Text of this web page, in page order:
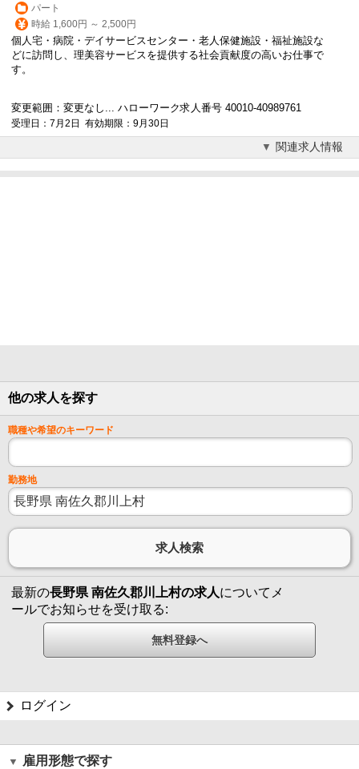
パート
時給 1,600円 ～ 2,500円
個人宅・病院・デイサービスセンター・老人保健施設・福祉施設な
どに訪問し、理美容サービスを提供する社会貢献度の高いお仕事で
す。
変更範囲：変更なし... ハローワーク求人番号 40010-40989761
受理日：7月2日 有効期限：9月30日
関連求人情報
他の求人を探す
職種や希望のキーワード
勤務地
最新の長野県 南佐久郡川上村の求人についてメ
ールでお知らせを受け取る:
ログイン
雇用形態で探す